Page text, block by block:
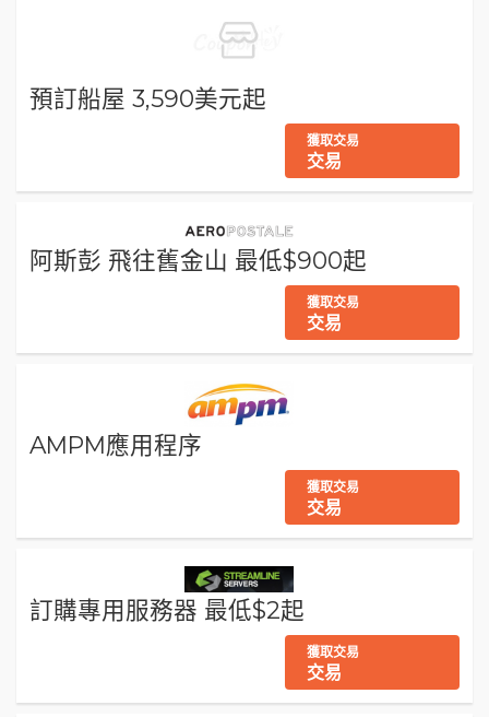
預訂船屋 3,590美元起
獲取交易
交易
阿斯彭 飛往舊金山 最低$900起
獲取交易
交易
AMPM應用程序
獲取交易
交易
訂購專用服務器 最低$2起
獲取交易
交易